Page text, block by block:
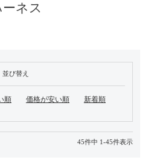
ネス
並び替え
順 価格が安い順 新着順
45件中 1-45件表示